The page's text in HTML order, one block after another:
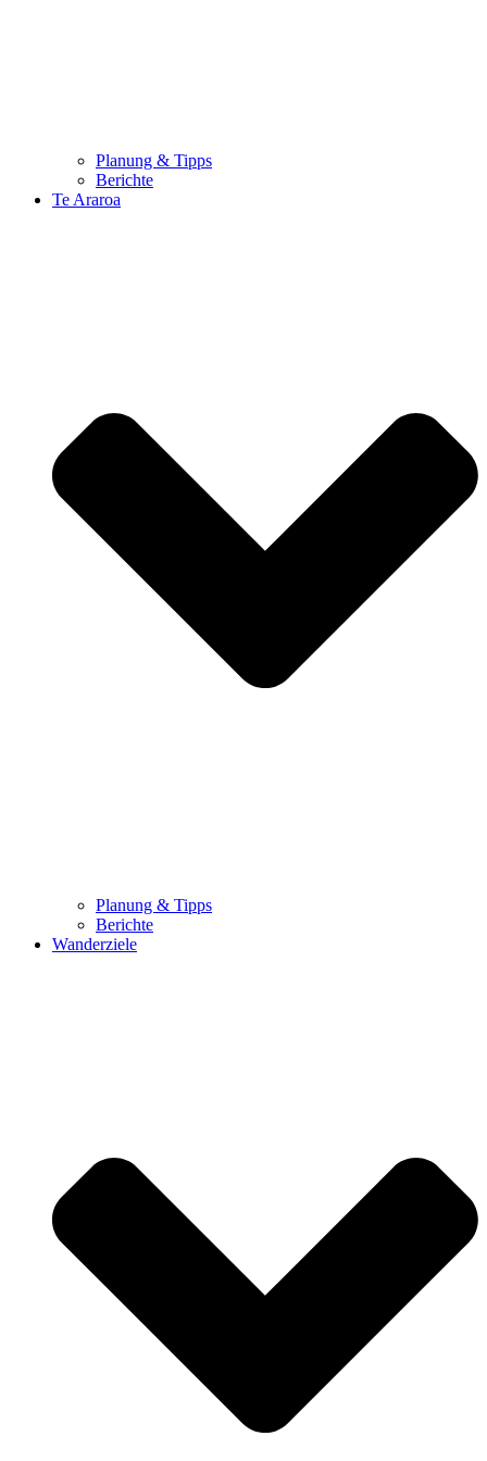
Planung & Tipps
Berichte
Te Araroa
Planung & Tipps
Berichte
Wanderziele